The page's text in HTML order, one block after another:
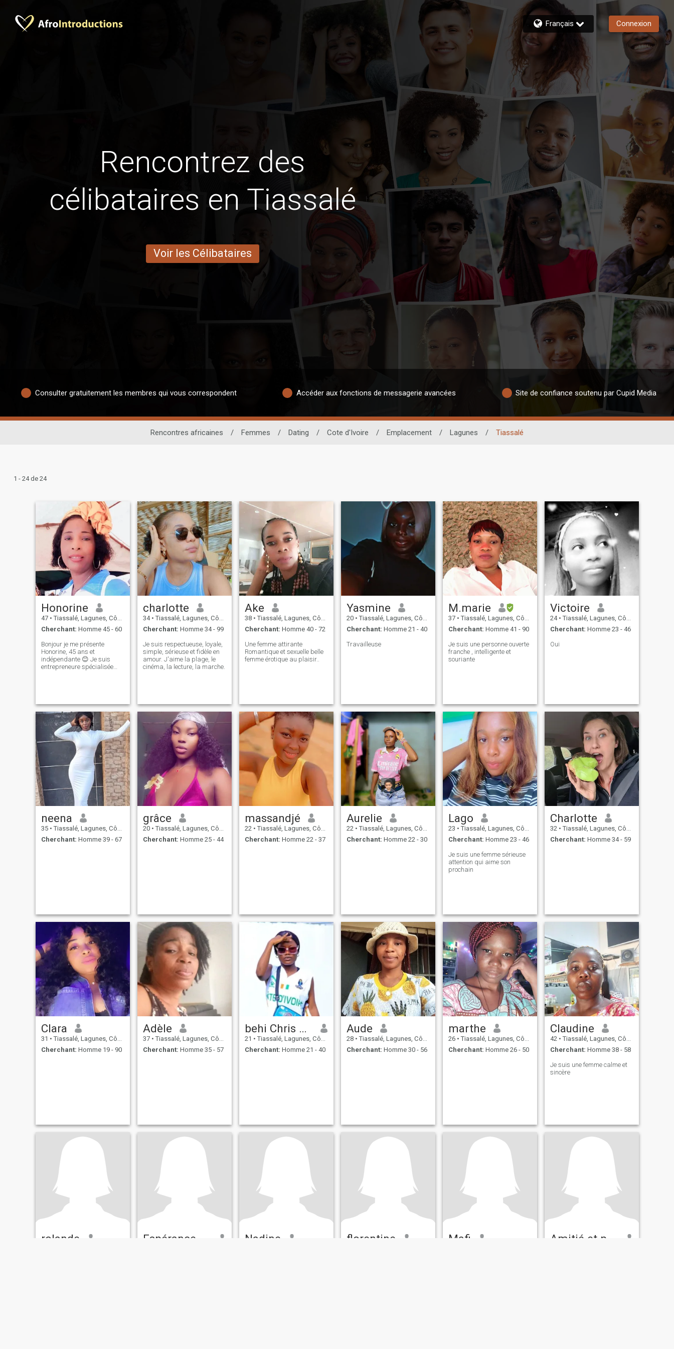
Français Connexion
Rencontrez des
célibataires en Tiassalé
Voir les Célibataires
Consulter gratuitement les membres qui vous correspondent Accéder aux fonctions de messagerie avancées Site de confiance soutenu par Cupid Media
Rencontres africaines / Femmes / Dating / Cote d'Ivoire / Emplacement / Lagunes / Tiassalé
1 - 24 de 24
Honorine
47 • Tiassalé, Lagunes, Côte d'ivoire
Cherchant: Homme 45 - 60
Bonjour je me présente
Honorine, 45 ans et
indépendante 😊 Je suis
entrepreneure spécialisée
un métier. Jai apprise sur le
tas et le temps m
charlotte
34 • Tiassalé, Lagunes, Côte d'ivoire
Cherchant: Homme 34 - 99
Je suis respectueuse, loyale,
simple, sérieuse et fidèle en
amour. J'aime la plage, le
cinéma, la lecture, la marche.
Ake
38 • Tiassalé, Lagunes, Côte d'ivoire
Cherchant: Homme 40 - 72
Une femme attirante
Romantique et sexuelle belle
femme érotique au plaisir..
Yasmine
20 • Tiassalé, Lagunes, Côte d'ivoire
Cherchant: Homme 21 - 40
Travailleuse
M.marie
37 • Tiassalé, Lagunes, Côte d'ivoire
Cherchant: Homme 41 - 90
Je suis une personne ouverte
franche , intelligente et
souriante
Victoire
24 • Tiassalé, Lagunes, Côte d'ivoire
Cherchant: Homme 23 - 46
Oui
neena
35 • Tiassalé, Lagunes, Côte d'ivoire
Cherchant: Homme 39 - 67
grâce
20 • Tiassalé, Lagunes, Côte d'ivoire
Cherchant: Homme 25 - 44
massandjé
22 • Tiassalé, Lagunes, Côte d'ivoire
Cherchant: Homme 22 - 37
Aurelie
22 • Tiassalé, Lagunes, Côte d'ivoire
Cherchant: Homme 22 - 30
Lago
23 • Tiassalé, Lagunes, Côte d'ivoire
Cherchant: Homme 23 - 46
Je suis une femme sérieuse
attention qui aime son
prochain
Charlotte
32 • Tiassalé, Lagunes, Côte d'ivoire
Cherchant: Homme 34 - 59
Clara
31 • Tiassalé, Lagunes, Côte d'ivoire
Cherchant: Homme 19 - 90
Adèle
37 • Tiassalé, Lagunes, Côte d'ivoire
Cherchant: Homme 35 - 57
behi Chris doris
21 • Tiassalé, Lagunes, Côte d'ivoire
Cherchant: Homme 21 - 40
Aude
28 • Tiassalé, Lagunes, Côte d'ivoire
Cherchant: Homme 30 - 56
marthe
26 • Tiassalé, Lagunes, Côte d'ivoire
Cherchant: Homme 26 - 50
Claudine
42 • Tiassalé, Lagunes, Côte d'ivoire
Cherchant: Homme 38 - 58
Je suis une femme calme et
sincère
rolande Nadine florentine Mafi